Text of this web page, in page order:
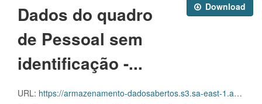
Download
Dados do quadro
de Pessoal sem
identificação -...
URL: https://armazenamento-dadosabertos.s3.sa-east-1.amazonaws.com/PDA_2023_2025/Grupos_de_dados/Dados+do+quadro+de+Pessoal+sem+identifica%C3%A7%C3%A3o/Dados_sem_ID_Pessoal_em_atividade_202401.xlsx